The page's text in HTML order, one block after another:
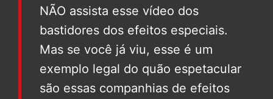
NÃO assista esse vídeo dos
bastidores dos efeitos especiais.
Mas se você já viu, esse é um
exemplo legal do quão espetacular
são essas companhias de efeitos